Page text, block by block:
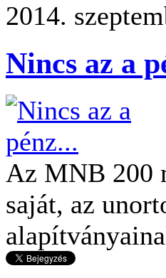
2014.
Nincs az a
Az MNB 200
saját, az